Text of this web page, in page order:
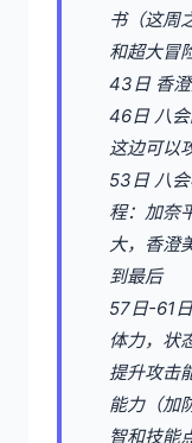
书（这周
和超大冒
43日 香
46日 八会
这边可以
53日 八
程：加奈
大，香澄
到最后
57日-61
体力，状
提升攻击
能力（加
智和技能